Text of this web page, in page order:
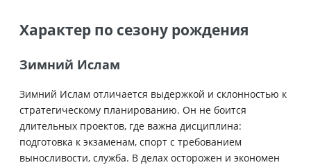
Характер по сезону рождения
Зимний Ислам
Зимний Ислам отличается выдержкой и склонностью к
стратегическому планированию. Он не боится
длительных проектов, где важна дисциплина:
подготовка к экзаменам, спорт с требованием
выносливости, служба. В делах осторожен и экономен